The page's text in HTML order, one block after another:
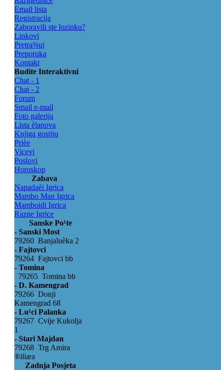
Email lista
Registracija
Zaboravili ste lozinku?
Linkovi
Pretra¾uj
Preporuka
Kontakt
Budite Interaktivni
Chat - 1
Chat - 2
Forum
Smail e-mail
Foto galerija
Lista èlanova
Knjiga gostiju
Prièe
Vicevi
Poslovi
Horoskop
Zabava
Napadaèi Igrica
Mambo Man Igrica
Mamboidi Igrica
Razne Igrice
Sanske Po¹te
- Sanski Most
79260 Banjaluèka 2
- Fajtovci
79264 Fajtovci bb
- Tomina
79265 Tomina bb
- D. Kamengrad
79266 Donji
Kamengrad 68
- Lu¹ci Palanka
79267 Cvije Kukolja
1
- Stari Majdan
79268 Trg Amira
®iliæa
Zadnja Posjeta